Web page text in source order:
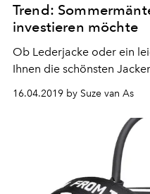
Trend:
investieren möchte
Ob Lederjacke oder ein
Ihnen die schönsten
16.04.2019 by Suze van As